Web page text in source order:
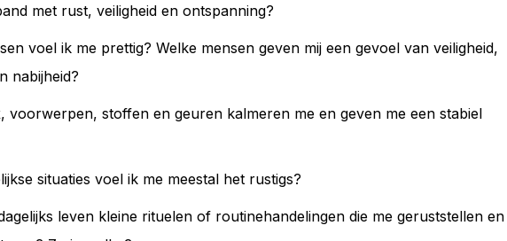
met rust, veiligheid en ontspanning?
voel ik me prettig? Welke mensen geven mij een gevoel van veiligheid,
nabijheid?
, voorwerpen, stoffen en geuren kalmeren me en geven me een stabiel
situaties voel ik me meestal het rustigs?
leven kleine rituelen of routinehandelingen die me geruststellen en